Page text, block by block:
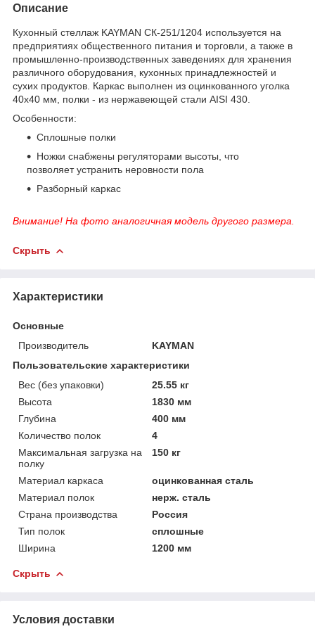
Описание
Кухонный стеллаж KAYMAN СК-251/1204 используется на
предприятиях общественного питания и торговли, а также в
промышленно-производственных заведениях для хранения
различного оборудования, кухонных принадлежностей и
сухих продуктов. Каркас выполнен из оцинкованного уголка
40х40 мм, полки - из нержавеющей стали AISI 430.
Особенности:
Сплошные полки
Ножки снабжены регуляторами высоты, что
позволяет устранить неровности пола
Разборный каркас
Внимание! На фото аналогичная модель другого размера.
Скрыть
Характеристики
Основные
Производитель
KAYMAN
Пользовательские характеристики
Вес (без упаковки)
25.55 кг
Высота
1830 мм
Глубина
400 мм
Количество полок
4
Максимальная загрузка на
полку
150 кг
Материал каркаса
оцинкованная сталь
Материал полок
нерж. сталь
Страна производства
Россия
Тип полок
сплошные
Ширина
1200 мм
Скрыть
Условия доставки